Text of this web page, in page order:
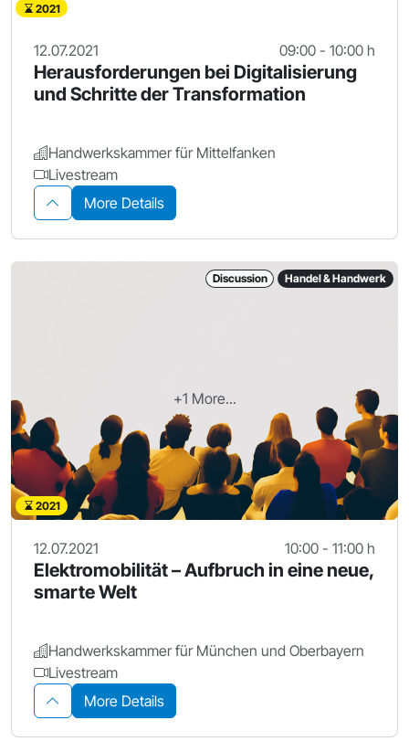
2021
12.07.2021 09:00 - 10:00 h
Herausforderungen bei Digitalisierung
und Schritte der Transformation
Handwerkskammer für Mittelfanken
Livestream
More Details
+1 More...
Discussion Handel & Handwerk
2021
12.07.2021 10:00 - 11:00 h
Elektromobilität – Aufbruch in eine neue,
smarte Welt
Handwerkskammer für München und Oberbayern
Livestream
More Details